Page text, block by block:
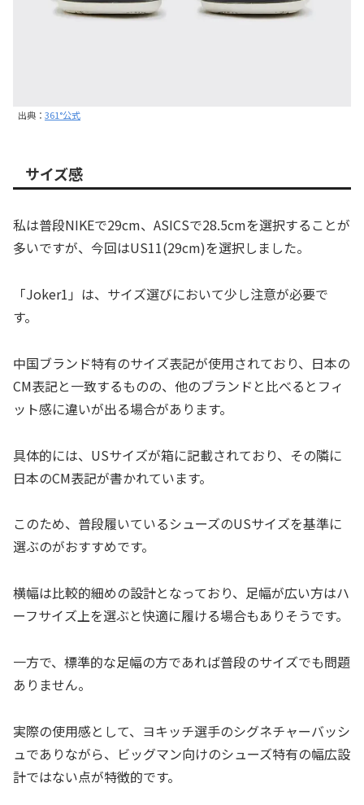
出典： 361°公式
サイズ感
私は普段NIKEで29cm、ASICSで28.5cmを選択することが
多いですが、今回はUS11(29cm)を選択しました。
「Joker1」は、サイズ選びにおいて少し注意が必要で
す。
中国ブランド特有のサイズ表記が使用されており、日本の
CM表記と一致するものの、他のブランドと比べるとフィ
ット感に違いが出る場合があります。
具体的には、USサイズが箱に記載されており、その隣に
日本のCM表記が書かれています。
このため、普段履いているシューズのUSサイズを基準に
選ぶのがおすすめです。
横幅は比較的細めの設計となっており、足幅が広い方はハ
ーフサイズ上を選ぶと快適に履ける場合もありそうです。
一方で、標準的な足幅の方であれば普段のサイズでも問題
ありません。
実際の使用感として、ヨキッチ選手のシグネチャーバッシ
ュでありながら、ビッグマン向けのシューズ特有の幅広設
計ではない点が特徴的です。